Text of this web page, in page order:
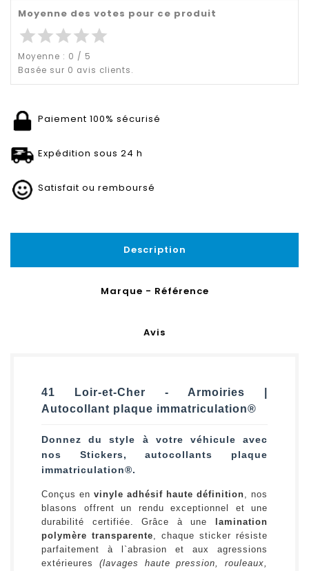
Moyenne des votes pour ce produit
starstarstarstarstar
Moyenne : 0 / 5
Basée sur 0 avis clients.
Paiement 100% sécurisé
Expédition sous 24 h
Satisfait ou remboursé
Description
Marque - Référence
Avis
41 Loir-et-Cher - Armoiries |
Autocollant plaque immatriculation®
Donnez du style à votre véhicule avec
nos Stickers, autocollants plaque
immatriculation®.
Conçus en vinyle adhésif haute définition, nos
blasons offrent un rendu exceptionnel et une
durabilité certifiée. Grâce à une
lamination
polymère transparente, chaque sticker résiste
parfaitement à l`abrasion et aux agressions
extérieures (lavages haute pression, rouleaux,